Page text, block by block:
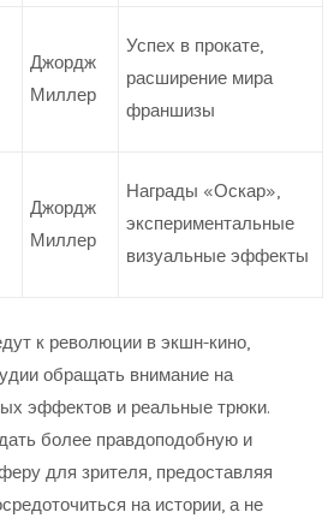
Джордж
Миллер
Успех в прокате,
расширение мира
франшизы
Джордж
Миллер
Награды «Оскар»,
экспериментальные
визуальные эффекты
к революции в экшн-кино,
обращать внимание на
эффектов и реальные трюки.
более правдоподобную и
для зрителя, предоставляя
на истории, а не